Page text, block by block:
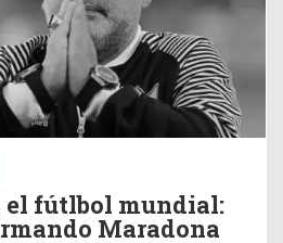
el fútlbol mundial:
Maradona